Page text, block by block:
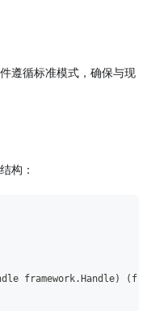
遵循标准模式，确保与现
构：
framework.Handle) (